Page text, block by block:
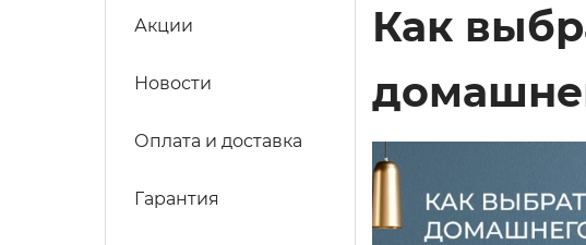
Акции
Новости
Оплата и доставка
Гарантия
Как